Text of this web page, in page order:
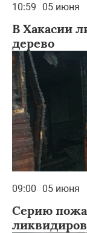
10:59 05 июня
В Хакасии
дерево
09:00 05 июня
Серию